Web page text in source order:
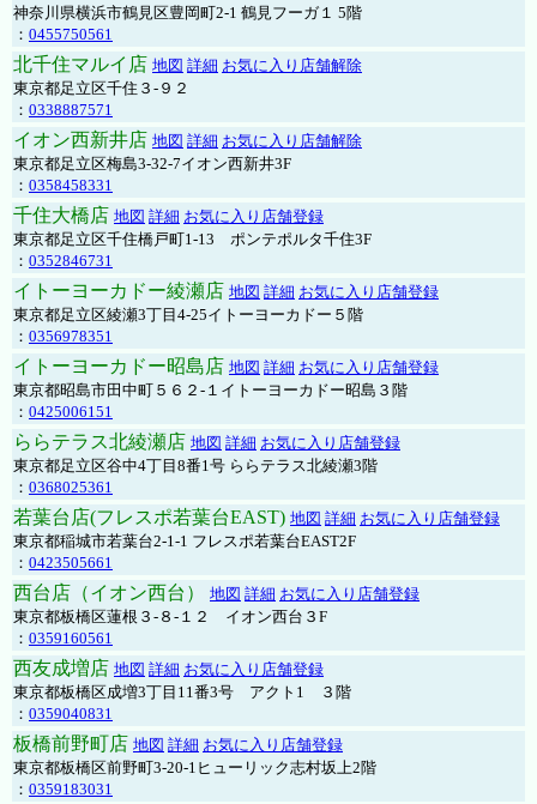
神奈川県横浜市鶴見区豊岡町2-1 鶴見フーガ１ 5階
： 0455750561
北千住マルイ店 地図 詳細 お気に入り店舗解除
東京都足立区千住３-９２
： 0338887571
イオン西新井店 地図 詳細 お気に入り店舗解除
東京都足立区梅島3-32-7イオン西新井3F
： 0358458331
千住大橋店 地図 詳細 お気に入り店舗登録
東京都足立区千住橋戸町1-13 ポンテポルタ千住3F
： 0352846731
イトーヨーカドー綾瀬店 地図 詳細 お気に入り店舗登録
東京都足立区綾瀬3丁目4-25イトーヨーカドー５階
： 0356978351
イトーヨーカドー昭島店 地図 詳細 お気に入り店舗登録
東京都昭島市田中町５６２-１イトーヨーカドー昭島３階
： 0425006151
ららテラス北綾瀬店 地図 詳細 お気に入り店舗登録
東京都足立区谷中4丁目8番1号 ららテラス北綾瀬3階
： 0368025361
若葉台店(フレスポ若葉台EAST) 地図 詳細 お気に入り店舗登録
東京都稲城市若葉台2-1-1 フレスポ若葉台EAST2F
： 0423505661
西台店（イオン西台） 地図 詳細 お気に入り店舗登録
東京都板橋区蓮根３-８-１２ イオン西台３F
： 0359160561
西友成増店 地図 詳細 お気に入り店舗登録
東京都板橋区成増3丁目11番3号 アクト1 ３階
： 0359040831
板橋前野町店 地図 詳細 お気に入り店舗登録
東京都板橋区前野町3-20-1ヒューリック志村坂上2階
： 0359183031